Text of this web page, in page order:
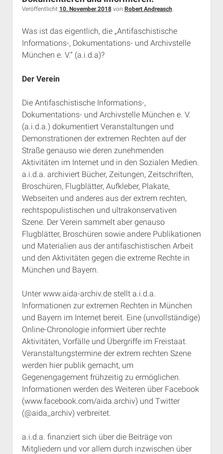
Rechte Termine München
Über a.i.d.a.
Bibliothek
Kontakt & PGP-Key
Veröffentlicht 10. November 2018von Robert Andreasch
Was ist das eigentlich, die „Antifaschistische
Informations-, Dokumentations- und Archivstelle
München e. V.“ (a.i.d.a)?
Der Verein
Die Antifaschistische Informations-,
Dokumentations- und Archivstelle München e. V.
(a.i.d.a.) dokumentiert Veranstaltungen und
Demonstrationen der extremen Rechten auf der
Straße genauso wie deren zunehmenden
Aktivitäten im Internet und in den Sozialen Medien.
a.i.d.a. archiviert Bücher, Zeitungen, Zeitschriften,
Broschüren, Flugblätter, Aufkleber, Plakate,
Webseiten und anderes aus der extrem rechten,
rechtspopulistischen und ultrakonservativen
Szene. Der Verein sammelt aber genauso
Flugblätter, Broschüren sowie andere Publikationen
und Materialien aus der antifaschistischen Arbeit
und den Aktivitäten gegen die extreme Rechte in
München und Bayern.
Unter www.aida-archiv.de stellt a.i.d.a.
Informationen zur extremen Rechten in München
und Bayern im Internet bereit. Eine (unvollständige)
Online-Chronologie informiert über rechte
Aktivitäten, Vorfälle und Übergriffe im Freistaat.
Veranstaltungstermine der extrem rechten Szene
werden hier publik gemacht, um
Gegenengagement frühzeitig zu ermöglichen.
Informationen werden des Weiteren über Facebook
(www.facebook.com/aida.archiv) und Twitter
(@aida_archiv) verbreitet.
a.i.d.a. finanziert sich über die Beiträge von
Mitgliedern und vor allem durch inzwischen über